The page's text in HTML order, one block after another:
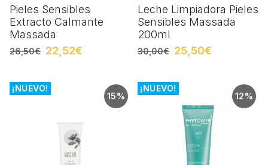
Pieles Sensibles
Extracto Calmante
Massada
26,50€ 22,52€
Leche Limpiadora Pieles
Sensibles Massada
200ml
30,00€ 25,50€
15%
¡NUEVO!
12%
¡NUEVO!